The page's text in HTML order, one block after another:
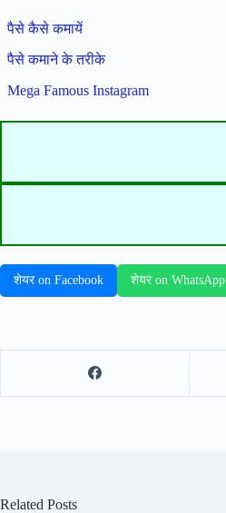
पैसे कैसे कमायें
पैसे कमाने के तरीके
Mega Famous Instagram
शेयर on Facebook शेयर on WhatsApp
Related Posts